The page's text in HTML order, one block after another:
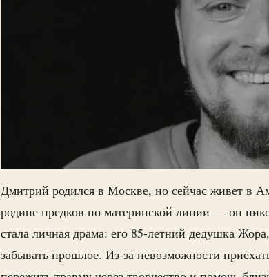
Дмитрий родился в Москве, но сейчас живет в
родине предков по материнской линии — он
стала личная драма: его 85-летний дедушка
забывать прошлое. Из-за невозможности